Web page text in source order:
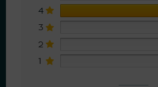
4
3
2
1